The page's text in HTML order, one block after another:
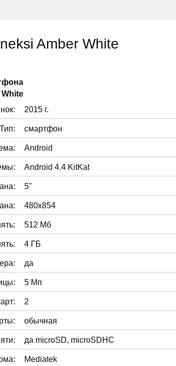
Amber White
2015 г.
Тип: смартфон
Android
Android 4.4 KitKat
5"
480x854
512 Мб
4 ГБ
да
5 Мп
2
обычная
да microSD, microSDHC
Mediatek